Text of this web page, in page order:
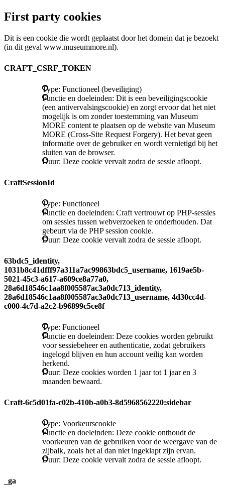
First party cookies
Dit is een cookie die wordt geplaatst door het domein dat je bezoekt
(in dit geval www.museummore.nl).
CRAFT_CSRF_TOKEN
Type: Functioneel (beveiliging)
Functie en doeleinden: Dit is een beveiligingscookie
(een antivervalsingscookie) en zorgt ervoor dat het niet
mogelijk is om zonder toestemming van Museum
MORE content te plaatsen op de website van Museum
MORE (Cross-Site Request Forgery). Het bevat geen
informatie over de gebruiker en wordt vernietigd bij het
sluiten van de browser.
Duur: Deze cookie vervalt zodra de sessie afloopt.
CraftSessionId
Type: Functioneel
Functie en doeleinden: Craft vertrouwt op PHP-sessies
om sessies tussen webverzoeken te onderhouden. Dat
gebeurt via de PHP session cookie.
Duur: Deze cookie vervalt zodra de sessie afloopt.
63bdc5_identity,
1031b8c41dfff97a311a7ac99863bdc5_username, 1619ae5b-
5021-45c3-a617-a609ce8a77a0,
28a6d18546c1aa8f005587ac3a0dc713_identity,
28a6d18546c1aa8f005587ac3a0dc713_username, 4d30cc4d-
c000-4c7d-a2c2-b96899c5ce8f
Type: Functioneel
Functie en doeleinden: Deze cookies worden gebruikt
voor sessiebeheer en authenticatie, zodat gebruikers
ingelogd blijven en hun account veilig kan worden
herkend.
Duur: Deze cookies worden 1 jaar tot 1 jaar en 3
maanden bewaard.
Craft-6c5d01fa-c02b-410b-a0b3-8d5968562220:sidebar
Type: Voorkeurscookie
Functie en doeleinden: Deze cookie onthoudt de
voorkeuren van de gebruiken voor de weergave van de
zijbalk, zoals het al dan niet ingeklapt zijn ervan.
Duur: Deze cookie vervalt zodra de sessie afloopt.
_ga